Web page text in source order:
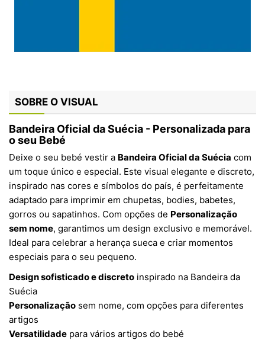
SOBRE O VISUAL
Bandeira Oficial da Suécia - Personalizada para
o seu Bebé
Deixe o seu bebé vestir a Bandeira Oficial da Suécia com
um toque único e especial. Este visual elegante e discreto,
inspirado nas cores e símbolos do país, é perfeitamente
adaptado para imprimir em chupetas, bodies, babetes,
gorros ou sapatinhos. Com opções de Personalização
sem nome, garantimos um design exclusivo e memorável.
Ideal para celebrar a herança sueca e criar momentos
especiais para o seu pequeno.
Design sofisticado e discreto inspirado na Bandeira da
Suécia
Personalização sem nome, com opções para diferentes
artigos
Versatilidade para vários artigos do bebé